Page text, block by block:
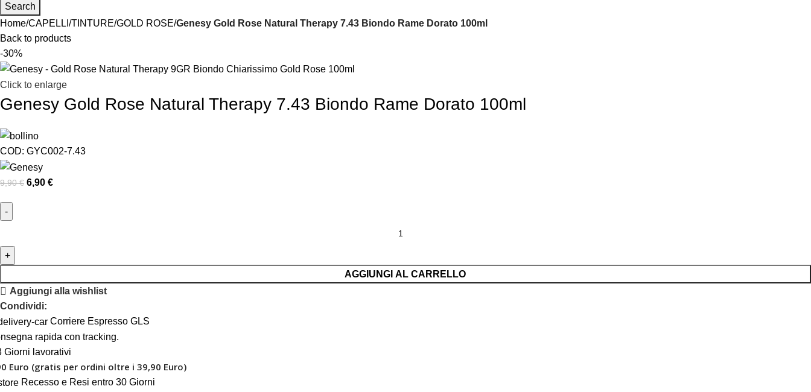
Search
Home CAPELLI TINTURE GOLD ROSE Genesy Gold Rose Natural Therapy 7.43 Biondo Rame Dorato 100ml
Back to products
-30%
Click to enlarge
Genesy Gold Rose Natural Therapy 7.43 Biondo Rame Dorato 100ml
COD: GYC002-7.43
9,90€ 6,90 €
AGGIUNGI AL CARRELLO
Aggiungi alla wishlist
Condividi:
Corriere Espresso GLS
rapida con tracking.
Giorni lavorativi
Euro (gratis per ordini oltre i 39,90 Euro)
Recesso e Resi entro 30 Giorni